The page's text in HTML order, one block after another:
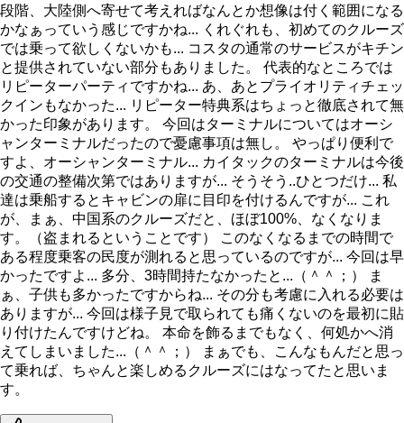
段階、大陸側へ寄せて考えればなんとか想像は付く範囲になる
かなぁっていう感じですかね... くれぐれも、初めてのクルーズ
では乗って欲しくないかも... コスタの通常のサービスがキチン
と提供されていない部分もありました。 代表的なところでは
リピーターパーティですかね... あ、あとプライオリティチェッ
クインもなかった... リピーター特典系はちょっと徹底されて無
かった印象があります。 今回はターミナルについてはオーシ
ャンターミナルだったので憂慮事項は無し。 やっぱり便利で
すよ、オーシャンターミナル... カイタックのターミナルは今後
の交通の整備次第ではありますが... そうそう..ひとつだけ... 私
達は乗船するとキャビンの扉に目印を付けるんですが... これ
が、まぁ、中国系のクルーズだと、ほぼ100%、なくなりま
す。（盗まれるということです） このなくなるまでの時間で
ある程度乗客の民度が測れると思っているのですが... 今回は早
かったですよ... 多分、3時間持たなかったと...（＾＾；） ま
ぁ、子供も多かったですからね... その分も考慮に入れる必要は
ありますが... 今回は様子見で取られても痛くないのを最初に貼
り付けたんですけどね。 本命を飾るまでもなく、何処かへ消
えてしまいました...（＾＾；） まぁでも、こんなもんだと思っ
て乗れば、ちゃんと楽しめるクルーズにはなってたと思いま
す。